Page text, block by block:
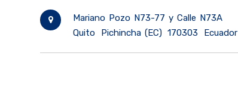
Mariano Pozo N73-77 y Calle N73A
Quito
Pichincha (EC) 170303 Ecuador